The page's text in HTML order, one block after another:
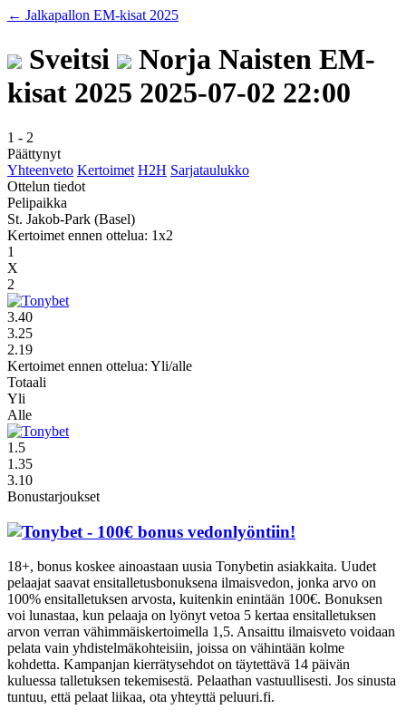
← Jalkapallon EM-kisat 2025
Sveitsi Norja Naisten EM-
kisat 2025 2025-07-02 22:00
1 - 2
Päättynyt
Yhteenveto Kertoimet H2H Sarjataulukko
Ottelun tiedot
Pelipaikka
St. Jakob-Park (Basel)
Kertoimet ennen ottelua: 1x2
1
X
2
3.40
3.25
2.19
Kertoimet ennen ottelua: Yli/alle
Totaali
Yli
Alle
1.5
1.35
3.10
Bonustarjoukset
- 100€ bonus vedonlyöntiin!
18+, bonus koskee ainoastaan uusia Tonybetin asiakkaita. Uudet
pelaajat saavat ensitalletusbonuksena ilmaisvedon, jonka arvo on
100% ensitalletuksen arvosta, kuitenkin enintään 100€. Bonuksen
voi lunastaa, kun pelaaja on lyönyt vetoa 5 kertaa ensitalletuksen
arvon verran vähimmäiskertoimella 1,5. Ansaittu ilmaisveto voidaan
pelata vain yhdistelmäkohteisiin, joissa on vähintään kolme
kohdetta. Kampanjan kierrätysehdot on täytettävä 14 päivän
kuluessa talletuksen tekemisestä. Pelaathan vastuullisesti. Jos sinusta
tuntuu, että pelaat liikaa, ota yhteyttä peluuri.fi.